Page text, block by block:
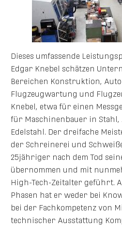
Dieses umfassende
Edgar Knebel schätzen
Bereichen Konstruktion,
Flugzeugwartung und
Knebel, etwa für einen
für Maschinenbauer in
Edelstahl. Der dreifache
der Schreinerei und
25jähriger nach dem Tod
übernommen und mit
High-Tech-Zeitalter geführt.
Phasen hat er weder bei
bei der Fachkompetenz von
technischer Ausstattung